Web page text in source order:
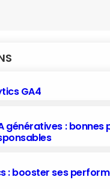
GA4
génératives : bonnes
: booster ses